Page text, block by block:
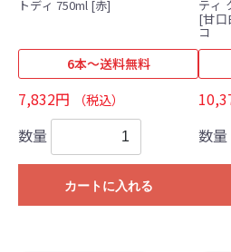
トディ 750ml [赤]
6本～送料無料
7,832円 （税込）
数量
カートに入れる
ティ
[甘口
コ
数量